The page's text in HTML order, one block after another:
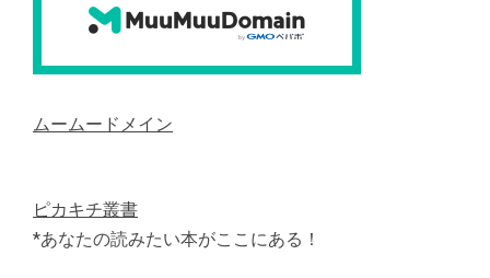
ムームードメイン
ピカキチ叢書
*あなたの読みたい本がここにある！